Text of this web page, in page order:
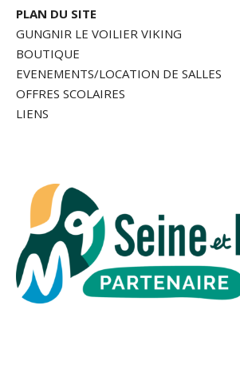
PLAN DU SITE
GUNGNIR LE VOILIER VIKING
BOUTIQUE
EVENEMENTS/LOCATION DE SALLES
OFFRES SCOLAIRES
LIENS